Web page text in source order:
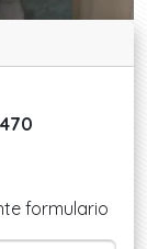
formulario